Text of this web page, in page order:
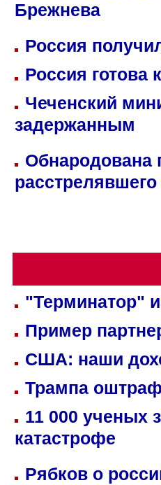
Брежнева
Россия
Россия готова
Чеченский
задержанным
Обнародована
"Терминатор"
Пример
США: наши
Трампа
11 000 ученых
катастрофе
Рябков о